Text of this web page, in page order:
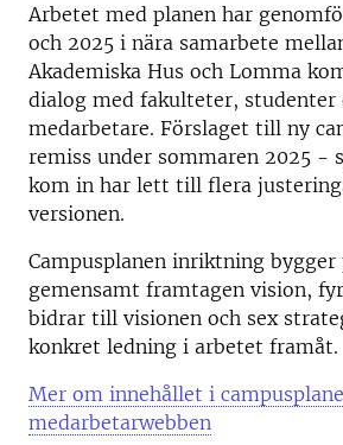
Arbetet med planen har
och 2025 i nära samarbete
Akademiska Hus och Lomma
dialog med fakulteter, studenter
medarbetare. Förslaget till ny
remiss under sommaren 2025 -
kom in har lett till flera
versionen.
Campusplanen inriktning bygger
gemensamt framtagen vision,
bidrar till visionen och sex
konkret ledning i arbetet framåt.
Mer om innehållet i
medarbetarwebben